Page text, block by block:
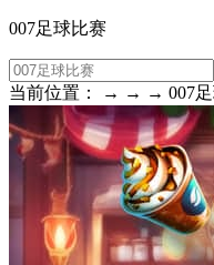
007足球比赛
当前位置： → → → 007足